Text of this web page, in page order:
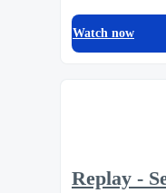
Watch now
Replay -